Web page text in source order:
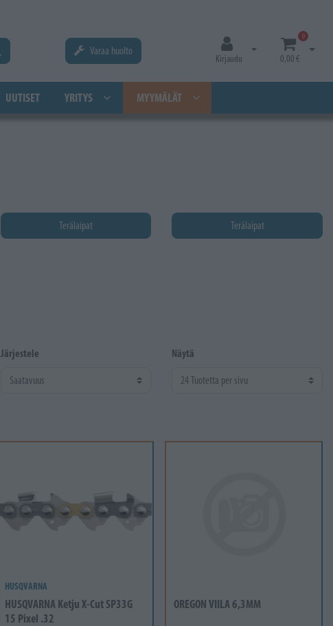
Varaa huolto
Kirjaudu
Avaa kirjautuminen
0
0,00 €
Avaa
UUTISET YRITYS MYYMÄLÄT
Terälaipat Terälaipat
Järjestele Näytä
HUSQVARNA
HUSQVARNA Ketju X-Cut SP33G
15 Pixel .32
OREGON VIILA 6,3MM